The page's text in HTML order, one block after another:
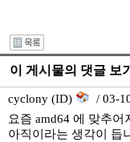
이 게시물의 댓글 보기
cyclony (ID)
/ 03-
요즘 amd64 에 맞추
아직이라는 생각이 듭